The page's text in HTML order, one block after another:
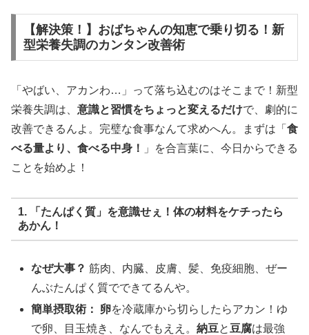
【解決策！】おばちゃんの知恵で乗り切る！新
型栄養失調のカンタン改善術
「やばい、アカンわ…」って落ち込むのはそこまで！新型
栄養失調は、 意識と習慣をちょっと変えるだけで、劇的に
改善できるんよ。完璧な食事なんて求めへん。まずは「 食
べる量より、食べる中身！
」を合言葉に、今日からできる
ことを始めよ！
1. 「たんぱく質」を意識せぇ！体の材料をケチったら
あかん！
なぜ大事？ 筋肉、内臓、皮膚、髪、免疫細胞、ぜー
んぶたんぱく質でできてるんや。
簡単摂取術：
卵を冷蔵庫から切らしたらアカン！ゆ
で卵、目玉焼き、なんでもええ。納豆と 豆腐は最強